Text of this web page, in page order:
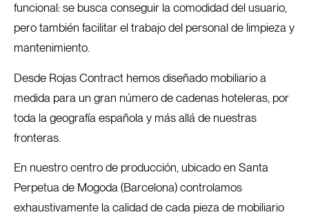
funcional: se busca conseguir la comodidad del usuario,
pero también facilitar el trabajo del personal de limpieza y
mantenimiento.
Desde Rojas Contract hemos diseñado mobiliario a
medida para un gran número de cadenas hoteleras, por
toda la geografía española y más allá de nuestras
fronteras.
En nuestro centro de producción, ubicado en Santa
Perpetua de Mogoda (Barcelona) controlamos
exhaustivamente la calidad de cada pieza de mobiliario